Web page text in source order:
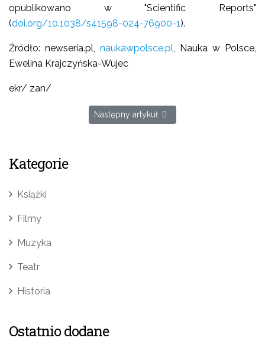
opublikowano w "Scientific Reports"
(doi.org/10.1038/s41598-024-76900-1).
Źródło: newseria.pl, naukawpolsce.pl, Nauka w Polsce,
Ewelina Krajczyńska-Wujec
ekr/ zan/
Następny artykuł: Odporność psychiczna -
Następny artykuł
Kategorie
Książki
Filmy
Muzyka
Teatr
Historia
Ostatnio dodane